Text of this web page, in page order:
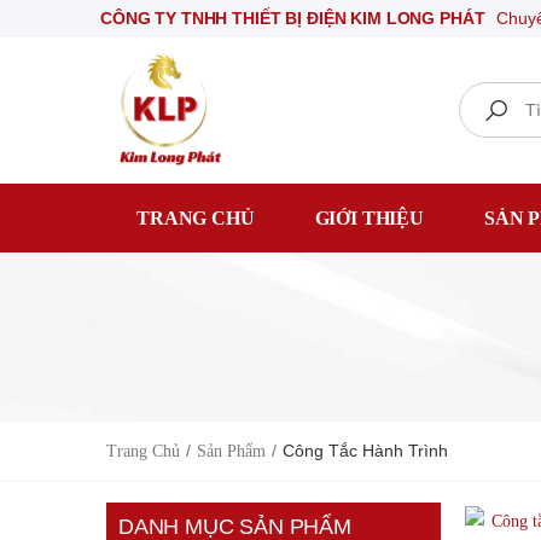
CÔNG TY TNHH THIẾT BỊ ĐIỆN KIM LONG PHÁT
Search
TRANG CHỦ GIỚI THIỆU SẢN
Trang Chủ Sản Phẩm Công Tắc Hành Trình
DANH MỤC SẢN PHẨM